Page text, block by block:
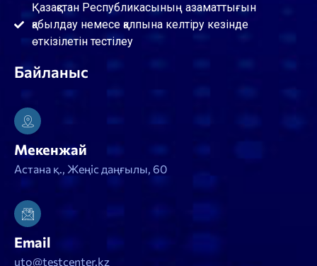
Қазақстан Республикасының азаматтығын
қабылдау немесе қалпына келтіру кезінде
өткізілетін тестілеу
Байланыс
Мекенжай
Астана қ., Жеңіс даңғылы, 60
Email
uto@testcenter.kz